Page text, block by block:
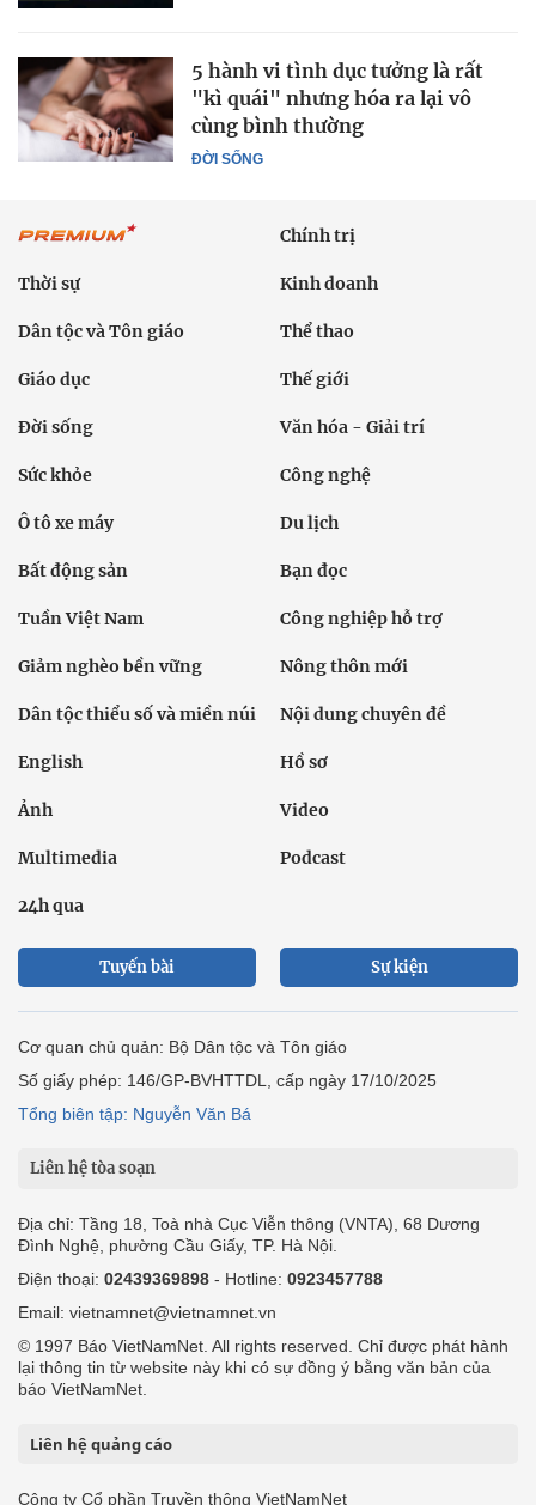
ĐỜI SỐNG
5 hành vi tình dục tưởng là rất
"kì quái" nhưng hóa ra lại vô
cùng bình thường
Chính trị
Thời sự Kinh doanh
Dân tộc và Tôn giáo Thể thao
Giáo dục Thế giới
Đời sống Văn hóa - Giải trí
Sức khỏe Công nghệ
Ô tô xe máy Du lịch
Bất động sản Bạn đọc
Tuần Việt Nam Công nghiệp hỗ trợ
Giảm nghèo bền vững Nông thôn mới
Dân tộc thiểu số và miền núi Nội dung chuyên đề
English Hồ sơ
Ảnh Video
Multimedia Podcast
24h qua
Tuyến bài Sự kiện
Cơ quan chủ quản: Bộ Dân tộc và Tôn giáo
Số giấy phép: 146/GP-BVHTTDL, cấp ngày 17/10/2025
Tổng biên tập: Nguyễn Văn Bá
Liên hệ tòa soạn
Địa chỉ: Tầng 18, Toà nhà Cục Viễn thông (VNTA), 68 Dương
Đình Nghệ, phường Cầu Giấy, TP. Hà Nội.
Điện thoại: 02439369898 - Hotline: 0923457788
Email: vietnamnet@vietnamnet.vn
© 1997 Báo VietNamNet. All rights reserved. Chỉ được phát hành
lại thông tin từ website này khi có sự đồng ý bằng văn bản của
báo VietNamNet.
Liên hệ quảng cáo
Công ty Cổ phần Truyền thông VietNamNet